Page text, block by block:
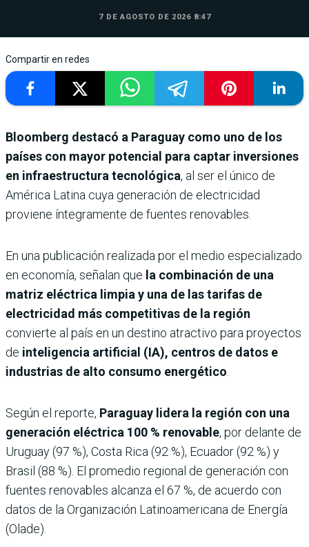
7 DE AGOSTO DE 2026 8:47
Compartir en redes
Bloomberg destacó a Paraguay como uno de los
países con mayor potencial para captar inversiones
en infraestructura tecnológica, al ser el único de
América Latina cuya generación de electricidad
proviene íntegramente de fuentes renovables.
En una publicación realizada por el medio especializado
en economía, señalan que la combinación de una
matriz eléctrica limpia y una de las tarifas de
electricidad más competitivas de la región
convierte al país en un destino atractivo para proyectos
de inteligencia artificial (IA), centros de datos e
industrias de alto consumo energético
Según el reporte, Paraguay lidera la región con una
generación eléctrica 100 % renovable, por delante de
Uruguay (97 %), Costa Rica (92 %), Ecuador (92 %) y
Brasil (88 %). El promedio regional de generación con
fuentes renovables alcanza el 67 %, de acuerdo con
datos de la Organización Latinoamericana de Energía
(Olade).